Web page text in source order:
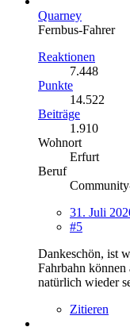
Quarney
Fernbus-Fahrer
Reaktionen
7.448
Punkte
14.522
Beiträge
1.910
Wohnort
Erfurt
Beruf
31. Juli
#5
Dankeschön, ist
Fahrbahn
natürlich wieder
Zitieren